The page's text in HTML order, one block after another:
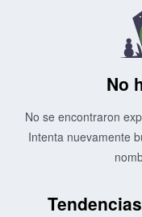
No
No se encontraron
Intenta nuevamente